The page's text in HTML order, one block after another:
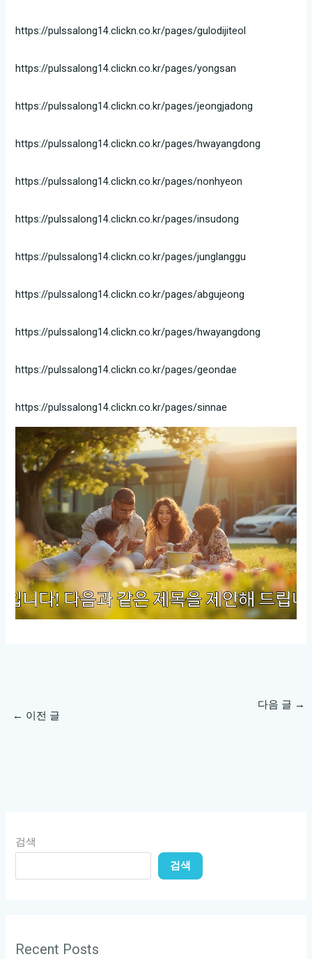
https://pulssalong14.clickn.co.kr/pages/gulodijiteol
https://pulssalong14.clickn.co.kr/pages/yongsan
https://pulssalong14.clickn.co.kr/pages/jeongjadong
https://pulssalong14.clickn.co.kr/pages/hwayangdong
https://pulssalong14.clickn.co.kr/pages/nonhyeon
https://pulssalong14.clickn.co.kr/pages/insudong
https://pulssalong14.clickn.co.kr/pages/junglanggu
https://pulssalong14.clickn.co.kr/pages/abgujeong
https://pulssalong14.clickn.co.kr/pages/hwayangdong
https://pulssalong14.clickn.co.kr/pages/geondae
https://pulssalong14.clickn.co.kr/pages/sinnae
← 이전 글
다음 글 →
검색
검색
Recent Posts